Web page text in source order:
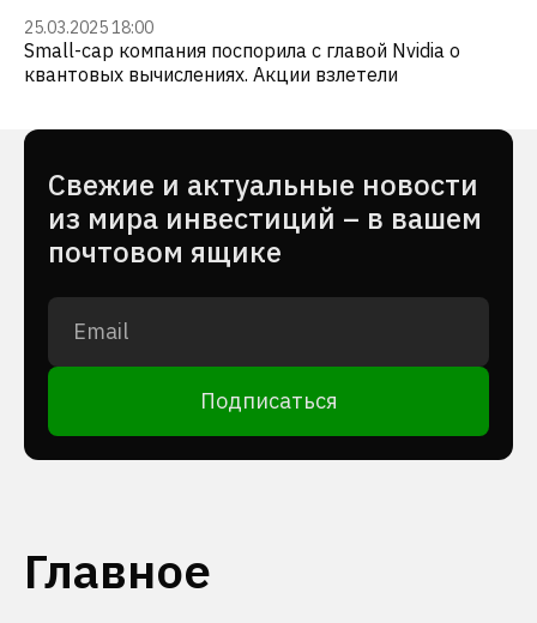
25.03.2025 18:00
Small-cap компания поспорила с главой Nvidia о
квантовых вычислениях. Акции взлетели
Cвежие и актуальные новости
из мира инвестиций – в вашем
почтовом ящике
Подписаться
Главное